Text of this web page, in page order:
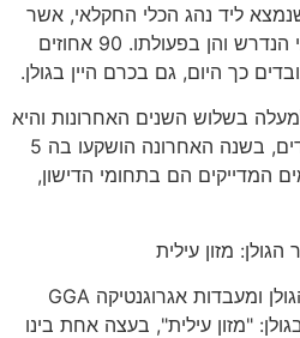
ליד נהג הכלי החקלאי, אשר
הנדרש והן בפעולתו. 90
אחוזים
כך היום, גם בכרם היין בגולן.
בשלוש השנים האחרונות והיא
, בשנה האחרונה הושקעו בה
המדייקים הם בתחומי הדישון,
: מזון עילית
ומעבדות אגרוגנטיקה
: "מזון עילית", בעצה אחת בינו